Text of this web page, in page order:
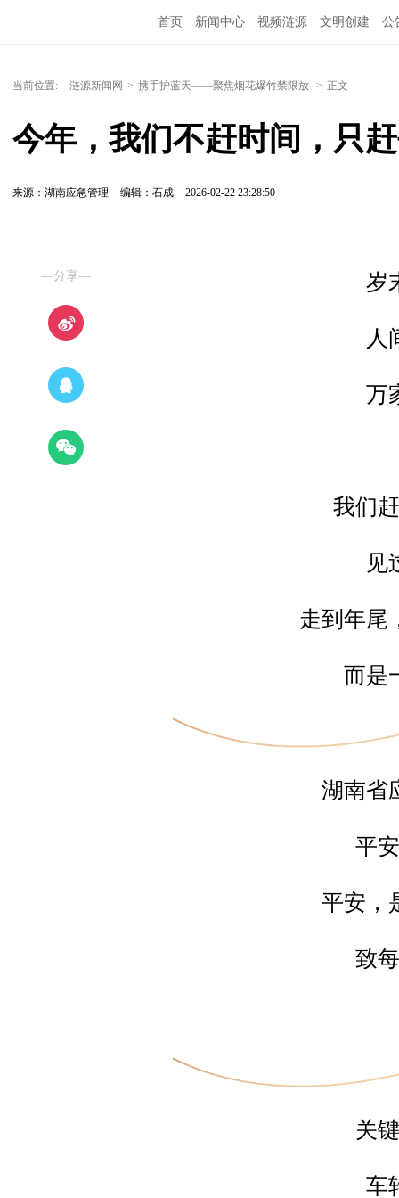
首页 新闻中心 视频涟源 文明创建 公
当前位置: 涟源新闻网 > 携手护蓝天——聚焦烟花爆竹禁限放 > 正文
今年，我们不赶时间，只
来源：湖南应急管理 编辑：石成 2026-02-22 23:28:50
—分享— 岁
人
万
我们
见
走到年尾
而是
湖南省
平
平安，
致
关
车